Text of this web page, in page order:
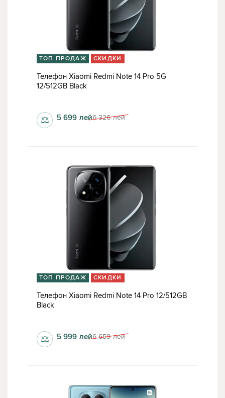
ТОП ПРОДАЖ СКИДКИ
Телефон Xiaomi Redmi Note 14 Pro 5G
12/512GB Black
1220 x 2712 пкс 6 326 лей
5 699 лей
⚖
ТОП ПРОДАЖ СКИДКИ
Телефон Xiaomi Redmi Note 14 Pro 12/512GB
Black
2400 пкс, 1080 пкс6 659 лей
5 999 лей
⚖